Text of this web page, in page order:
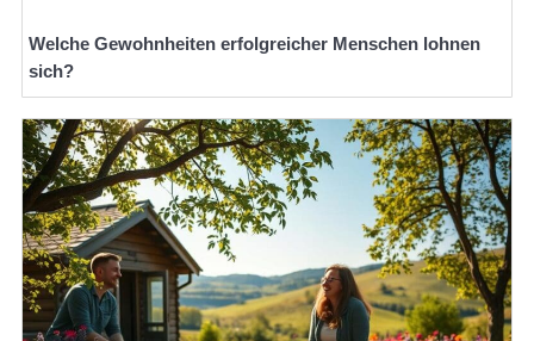
Welche Gewohnheiten erfolgreicher Menschen lohnen
sich?